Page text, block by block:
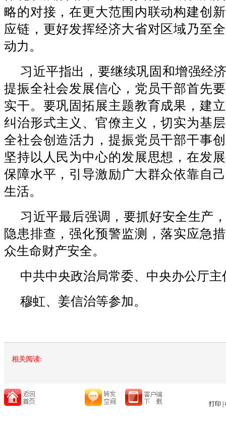
略的对接，在更大范围内联动构建创
应链，更好发挥经济大省对区域乃至
动力。
习近平指出，要继续巩固和增强经
提振全社会发展信心，党员干部首先
实干。要巩固拓展主题教育成果，建
纠治形式主义、官僚主义，切实为基
全社会创造活力，提振党员干部干事
坚持以人民为中心的发展思想，在发
保障水平，引导激励广大群众依靠自
生活。
习近平最后强调，要抓好安全生产
隐患排查，强化预警监测，落实应急
众生命财产安全。
中共中央政治局常委、中央办公厅
穆虹、姜信治等参加。
相关阅读:
打印